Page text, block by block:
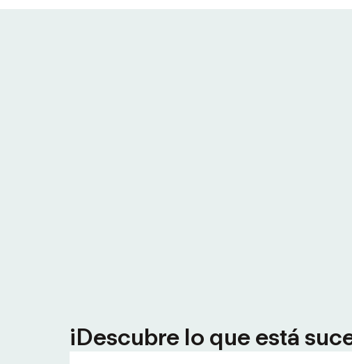
¡Descubre lo que está